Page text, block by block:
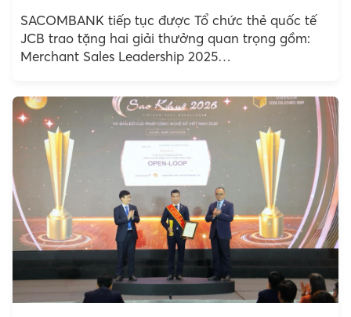
SACOMBANK tiếp tục được Tổ chức thẻ quốc tế
JCB trao tặng hai giải thưởng quan trọng gồm:
Merchant Sales Leadership 2025…